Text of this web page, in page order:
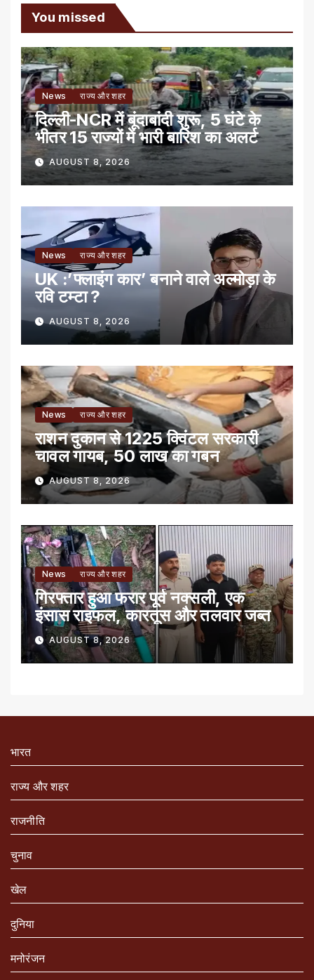
You missed
News राज्य और शहर
दिल्ली-NCR में बूंदाबांदी शुरू, 5 घंटे के
भीतर 15 राज्यों में भारी बारिश का अलर्ट
AUGUST 8, 2026
News राज्य और शहर
UK :’फ्लाइंग कार’ बनाने वाले अल्मोड़ा के
रवि टम्टा ?
AUGUST 8, 2026
News राज्य और शहर
राशन दुकान से 1225 क्विंटल सरकारी
चावल गायब, 50 लाख का गबन
AUGUST 8, 2026
News राज्य और शहर
गिरफ्तार हुआ फरार पूर्व नक्सली, एक
इंसास राइफल, कारतूस और तलवार जब्त
AUGUST 8, 2026
भारत
राज्य और शहर
राजनीति
चुनाव
खेल
दुनिया
मनोरंजन